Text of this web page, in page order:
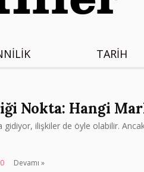
TARİH
Nokta: Hangi
gidiyor, ilişkiler de öyle olabilir.
0 Devamı »